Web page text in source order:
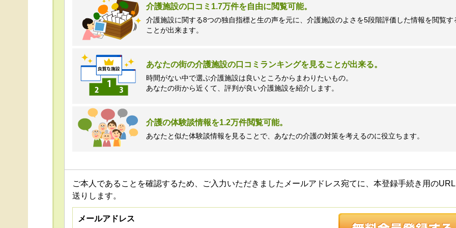
介護施設の口コミ1.7万件を自由に閲覧可能。
介護施設に関する8つの独自指標と生の声を元に、介護施設のよさを5段階評価した情報を閲覧す
ことが出来ます。
あなたの街の介護施設の口コミランキングを見ることが出来る。
時間がない中で選ぶ介護施設は良いところからまわりたいもの。
あなたの街から近くて、評判が良い介護施設を紹介します。
介護の体験談情報を1.2万件閲覧可能。
あなたと似た体験談情報を見ることで、あなたの介護の対策を考えるのに役立ちます。
ご本人であることを確認するため、ご入力いただきましたメールアドレス宛てに、本登録手続き用の
送りします。
メールアドレス